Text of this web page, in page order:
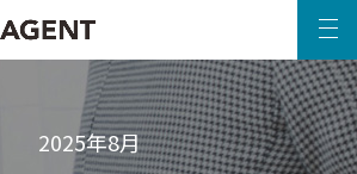
2025年8月